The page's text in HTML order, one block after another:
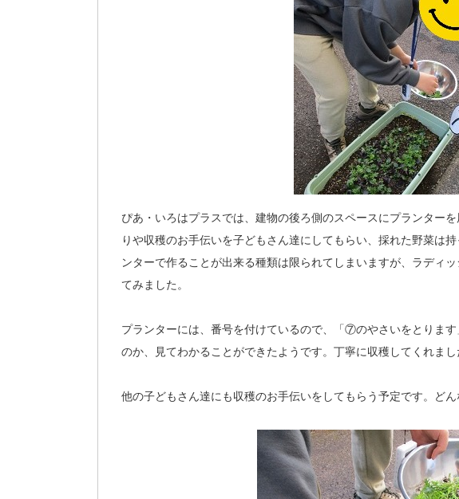
ぴあ・いろはプラスでは、建物の後ろ側のスペースにプランター
りや収穫のお手伝いを子どもさん達にしてもらい、採れた野菜は
ンターで作ることが出来る種類は限られてしまいますが、ラディ
てみました。
プランターには、番号を付けているので、「⑦のやさいをとりま
のか、見てわかることができたようです。丁寧に収穫してくれまし
他の子どもさん達にも収穫のお手伝いをしてもらう予定です。ど